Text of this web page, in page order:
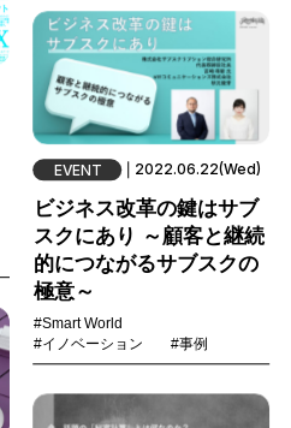
EVENT 2022.06.22(Wed)
ビジネス改革の鍵はサブ
スクにあり ～顧客と継続
的につながるサブスクの
極意～
#Smart World
#イノベーション
#事例